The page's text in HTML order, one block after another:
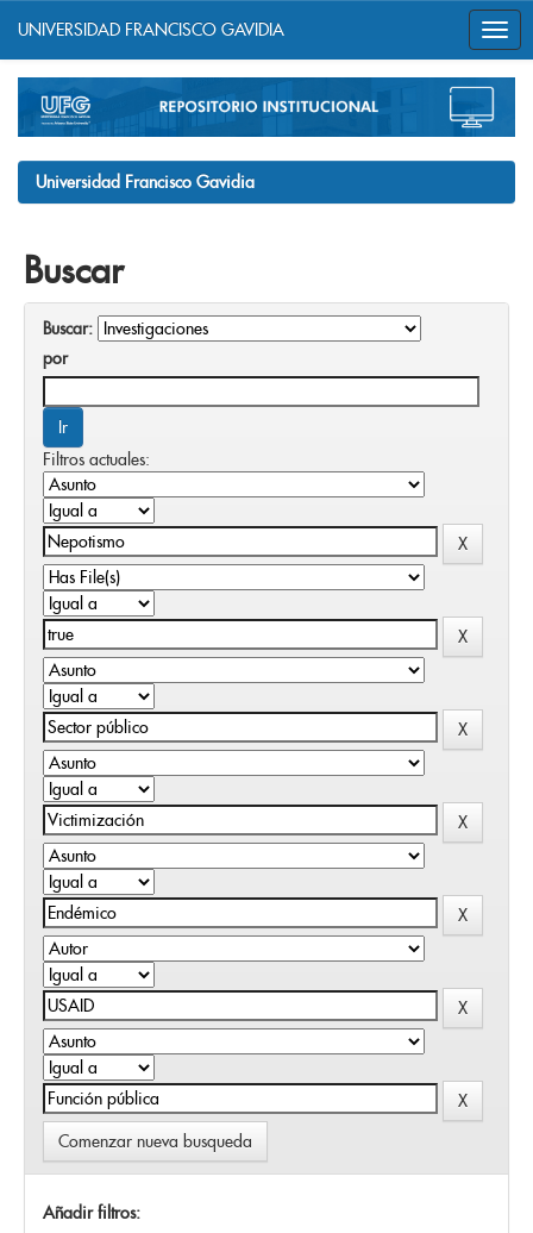
navigation
UNIVERSIDAD FRANCISCO GAVIDIA
Universidad Francisco Gavidia
Buscar
Buscar:
por
Filtros actuales:
Comenzar nueva busqueda
Añadir filtros: